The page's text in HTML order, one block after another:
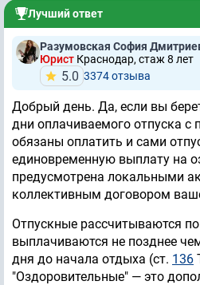
Лучший ответ
Разумовская София
Юрист Краснодар, стаж 8 лет
5.0 3374 отзывa
Добрый день. Да, если вы
дни оплачиваемого отпуска с
обязаны оплатить и сами
единовременную выплату на
предусмотрена локальными
коллективным договором
Отпускные рассчитываются
выплачиваются не позднее
дня до начала отдыха (ст. 136
"Оздоровительные" — это